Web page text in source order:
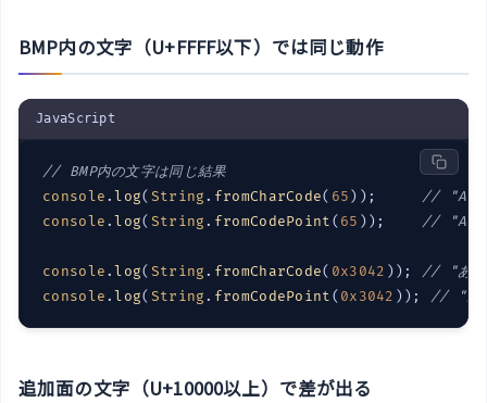
BMP内の文字（U+FFFF以下）では同じ動作
JavaScript
// BMP内の文字は同じ結果
console.log( String. fromCharCode( 65)); // "A"
console.log( String. fromCodePoint( 65 )); // "A"
console.log( String. fromCharCode( 0x3042 )); // "あ"
console.log( String. fromCodePoint( 0x3042 )); // "あ
追加面の文字（U+10000以上）で差が出る